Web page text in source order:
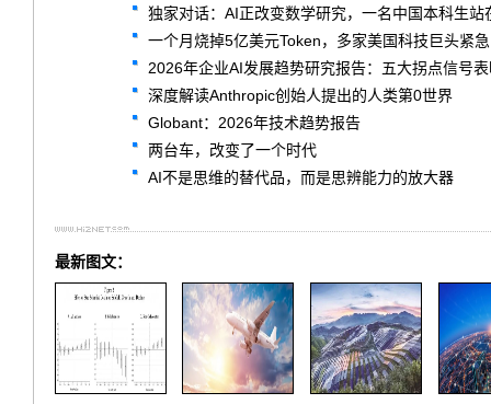
独家对话：AI正改变数学研究，一名中国本科生站
一个月烧掉5亿美元Token，多家美国科技巨头紧
2026年企业AI发展趋势研究报告：五大拐点信号
深度解读Anthropic创始人提出的人类第0世界
Globant：2026年技术趋势报告
两台车，改变了一个时代
AI不是思维的替代品，而是思辨能力的放大器
最新图文：